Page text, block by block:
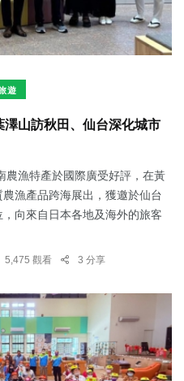
遊
山訪秋田、仙台深化城市
農漁特產於國際廣受好評，在黃
漁產品跨海展出，獲邀於仙台
向來自日本各地及海外的旅客
5,475 觀看 3 分享